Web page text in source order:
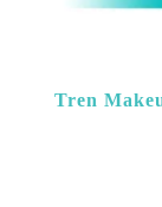
Tren